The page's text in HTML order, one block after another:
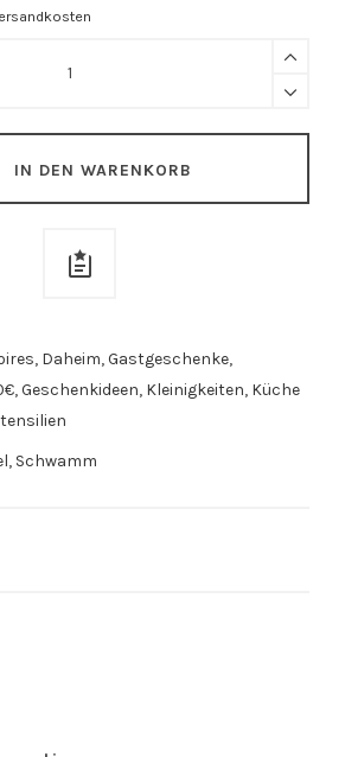
IN DEN WARENKORB
, Daheim,Gastgeschenke,
,Geschenkideen, Kleinigkeiten, Küche
, Schwamm